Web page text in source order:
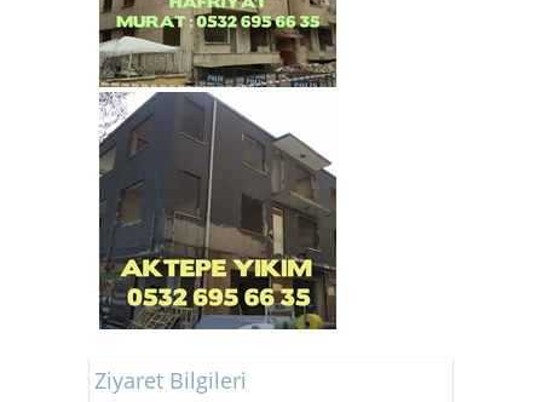
Ziyaret Bilgileri